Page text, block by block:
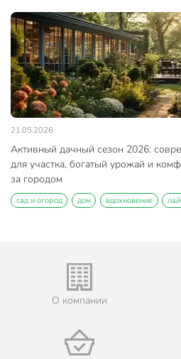
21.05.2026
Активный дачный сезон 2026:
для участка, богатый урожай и
за городом
сад и огород дом вдохновение
О компании